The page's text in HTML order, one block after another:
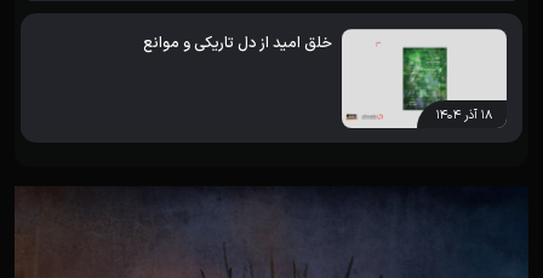
۱۸ آذر ۱۴۰۴
خلق امید از دل تاریکی و موانع